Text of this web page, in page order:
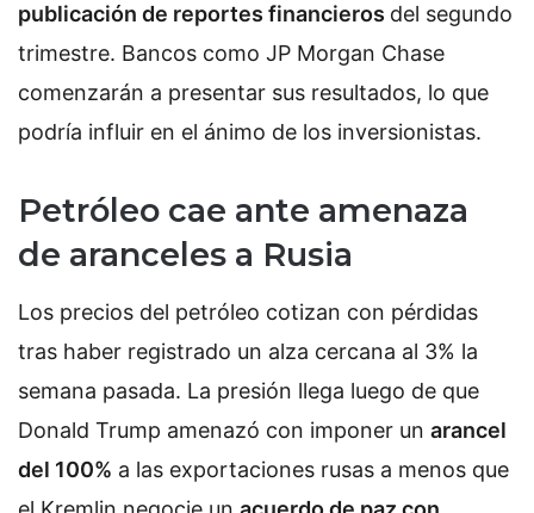
publicación de reportes financieros del segundo
trimestre. Bancos como JP Morgan Chase
comenzarán a presentar sus resultados, lo que
podría influir en el ánimo de los inversionistas.
Petróleo cae ante amenaza
de aranceles a Rusia
Los precios del petróleo cotizan con pérdidas
tras haber registrado un alza cercana al 3% la
semana pasada. La presión llega luego de que
Donald Trump amenazó con imponer un arancel
del 100% a las exportaciones rusas a menos que